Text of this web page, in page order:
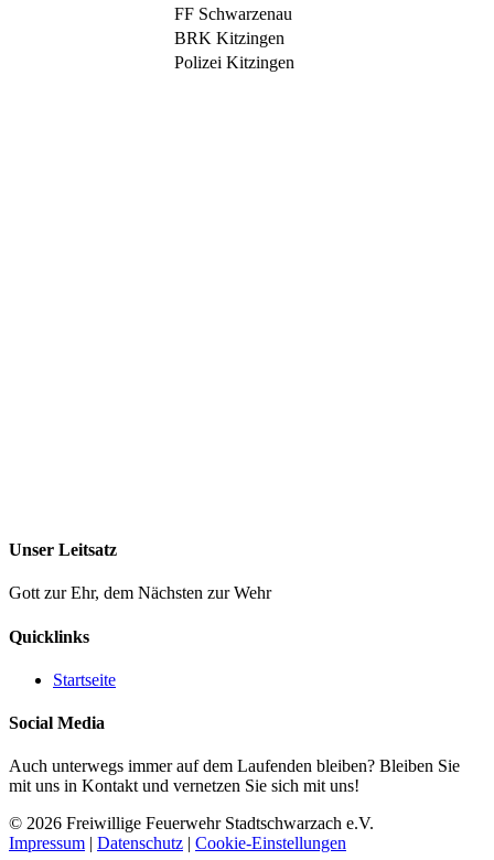
FF Schwarzenau
BRK Kitzingen
Polizei Kitzingen
Unser Leitsatz
Gott zur Ehr, dem Nächsten zur Wehr
Quicklinks
Startseite
Social Media
Auch unterwegs immer auf dem Laufenden bleiben? Bleiben Sie
mit uns in Kontakt und vernetzen Sie sich mit uns!
© 2026 Freiwillige Feuerwehr Stadtschwarzach e.V.
Impressum
Datenschutz Cookie-Einstellungen